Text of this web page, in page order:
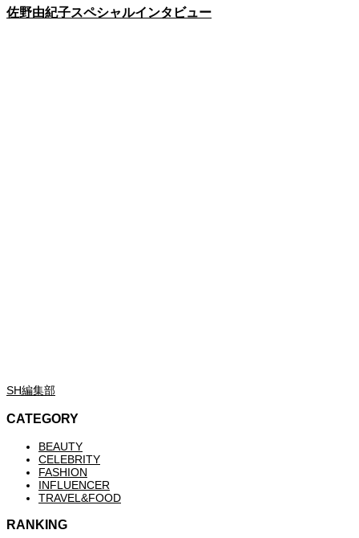
佐野由紀子スペシャルインタビュー
SH編集部
CATEGORY
BEAUTY
CELEBRITY
FASHION
INFLUENCER
TRAVEL&FOOD
RANKING